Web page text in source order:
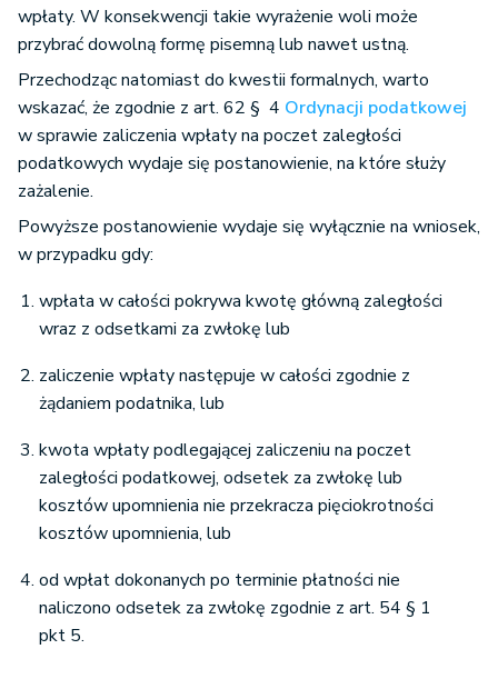
wpłaty. W konsekwencji takie wyrażenie woli może
przybrać dowolną formę pisemną lub nawet ustną.
Przechodząc natomiast do kwestii formalnych, warto
wskazać, że zgodnie z art. 62 § 4 Ordynacji podatkowej
w sprawie zaliczenia wpłaty na poczet zaległości
podatkowych wydaje się postanowienie, na które służy
zażalenie.
Powyższe postanowienie wydaje się wyłącznie na wniosek,
w przypadku gdy:
wpłata w całości pokrywa kwotę główną zaległości
wraz z odsetkami za zwłokę lub
zaliczenie wpłaty następuje w całości zgodnie z
żądaniem podatnika, lub
kwota wpłaty podlegającej zaliczeniu na poczet
zaległości podatkowej, odsetek za zwłokę lub
kosztów upomnienia nie przekracza pięciokrotności
kosztów upomnienia, lub
od wpłat dokonanych po terminie płatności nie
naliczono odsetek za zwłokę zgodnie z art. 54 § 1
pkt 5.